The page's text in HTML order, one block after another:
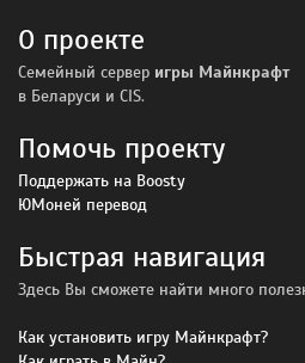
О проекте
Семейный сервер игры Майнкрафт
в Беларуси и CIS.
Помочь проекту
Поддержать на Boosty
ЮМоней перевод
Быстрая навигация
Здесь Вы сможете найти много
Как установить игру Майнкрафт?